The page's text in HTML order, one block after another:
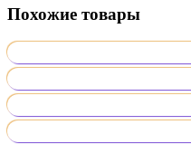
Похожие товары